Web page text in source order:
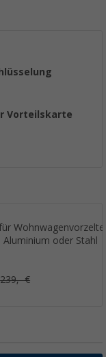
Vorteilskarte
oder Stahl
239,- €